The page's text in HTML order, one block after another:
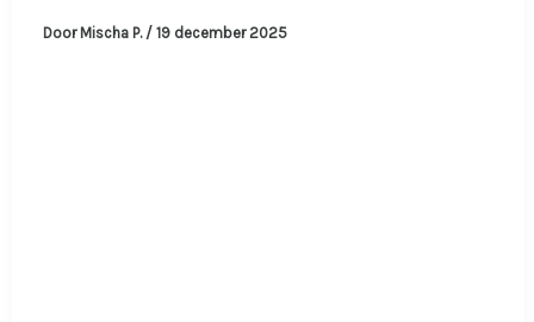
Door Mischa P. / 19 december 2025